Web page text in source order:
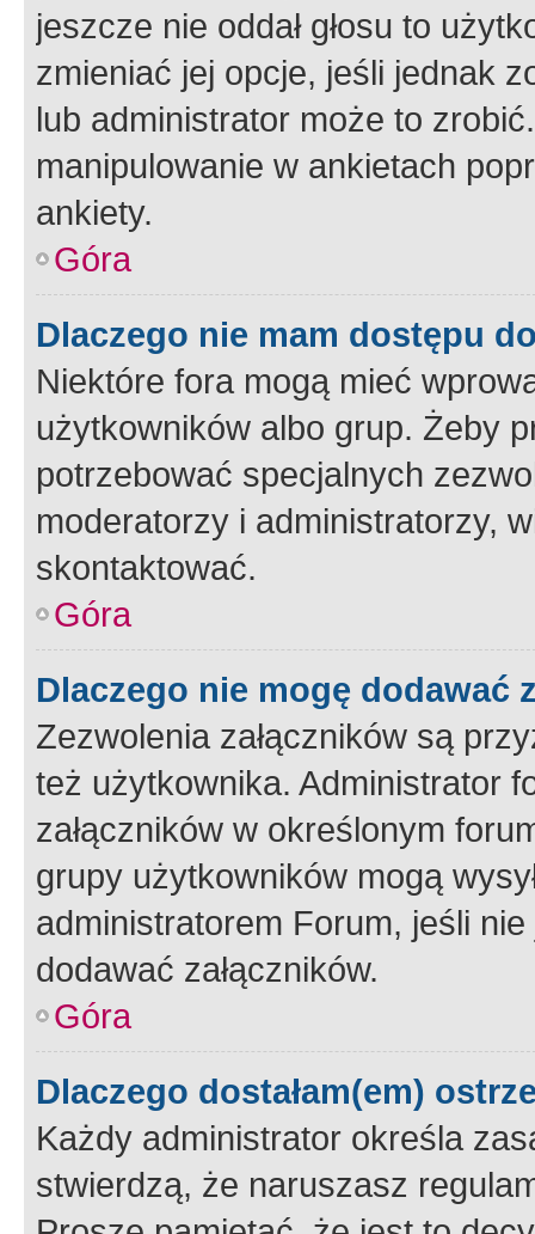
jeszcze nie oddał głosu to
zmieniać jej opcje, jeśli jednak
lub administrator może to
manipulowanie w ankietach
ankiety.
Góra
Dlaczego nie mam dostępu
Niektóre fora mogą mieć
użytkowników albo grup. Żeby
potrzebować specjalnych
moderatorzy i administratorzy,
skontaktować.
Góra
Dlaczego nie mogę dodawać
Zezwolenia załączników są
też użytkownika. Administrator
załączników w określonym
grupy użytkowników mogą
administratorem Forum, jeśli
dodawać załączników.
Góra
Dlaczego dostałam(em)
Każdy administrator określa
stwierdzą, że naruszasz